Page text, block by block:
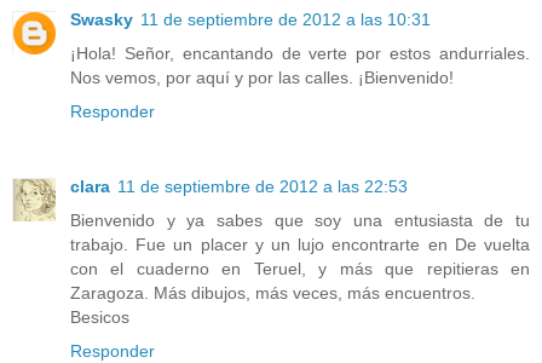
Swasky 11 de septiembre de 2012 a las 10:31
¡Hola! Señor, encantando de verte por estos andurriales.
Nos vemos, por aquí y por las calles. ¡Bienvenido!
Responder
clara 11 de septiembre de 2012 a las 22:53
Bienvenido y ya sabes que soy una entusiasta de tu
trabajo. Fue un placer y un lujo encontrarte en De vuelta
con el cuaderno en Teruel, y más que repitieras en
Zaragoza. Más dibujos, más veces, más encuentros.
Besicos
Responder